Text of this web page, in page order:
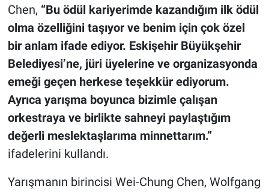
Chen, “Bu ödül kariyerimde kazandığım ilk ödül
olma özelliğini taşıyor ve benim için çok özel
bir anlam ifade ediyor. Eskişehir Büyükşehir
Belediyesi’ne, jüri üyelerine ve organizasyonda
emeği geçen herkese teşekkür ediyorum.
Ayrıca yarışma boyunca bizimle çalışan
orkestraya ve birlikte sahneyi paylaştığım
değerli meslektaşlarıma minnettarım.”
ifadelerini kullandı.
Yarışmanın birincisi Wei-Chung Chen, Wolfgang